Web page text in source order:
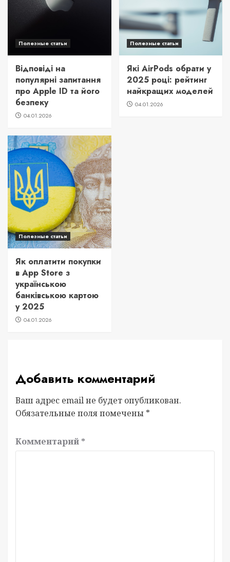
Полезные статьи
Відповіді на
популярні запитання
про Apple ID та його
безпеку
04.01.2026
Полезные статьи
Які AirPods обрати у
2025 році: рейтинг
найкращих моделей
04.01.2026
Полезные статьи
Як оплатити покупки
в App Store з
українською
банківською картою
у 2025
04.01.2026
Добавить комментарий
Ваш адрес email не будет опубликован.
Обязательные поля помечены *
Комментарий *